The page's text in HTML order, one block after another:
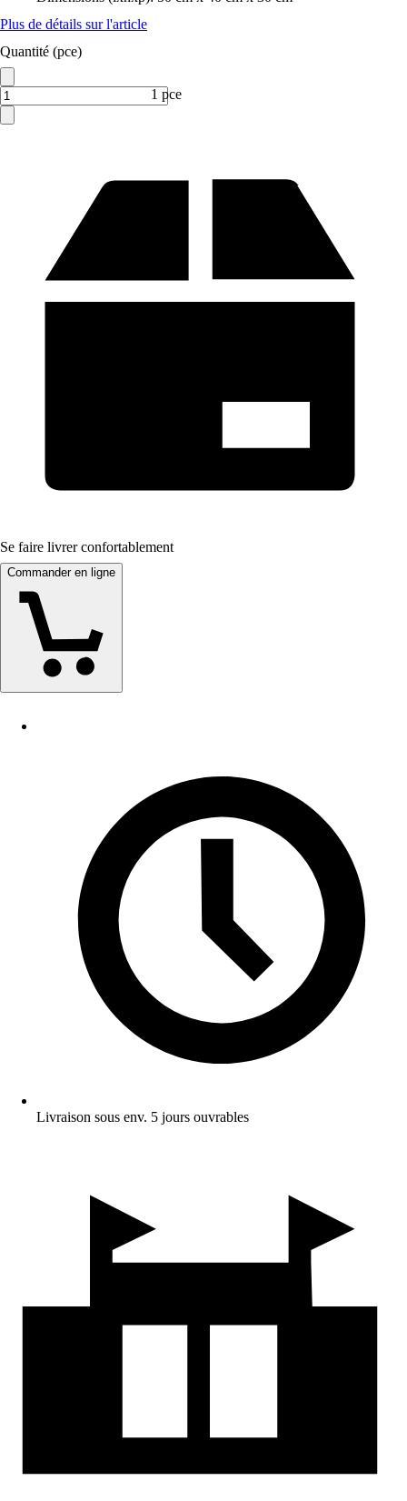
Plus de détails sur l'article
Quantité (pce)
1 pce
Se faire livrer confortablement
Commander en ligne
Livraison sous env. 5 jours ouvrables